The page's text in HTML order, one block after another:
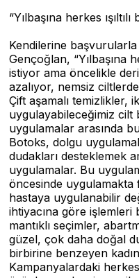
“Yılbaşına herkes
Kendilerine
Gençoğlan, “Yılbaşına
istiyor ama öncelikle
azalıyor, nemsiz
Çift aşamalı temizlikler,
uygulayabileceğimiz cilt
uygulamalar arasında
Botoks, dolgu
dudakları desteklemek
uygulamalar. Bu
öncesinde
hastaya uygulanabilir
ihtiyacına göre
mantıklı seçimler,
güzel, çok daha doğal
birbirine benzeyen
Kampanyalardaki